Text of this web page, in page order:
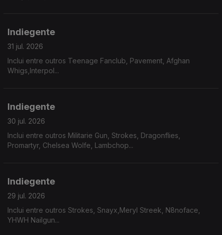
Indiegente
31 jul. 2026
Inclui entre outros Teenage Fanclub, Pavement, Afghan
Whigs,Interpol...
Indiegente
30 jul. 2026
Inclui entre outros Militarie Gun, Strokes, Dragonflies,
Promartyr, Chelsea Wolfe, Lambchop...
Indiegente
29 jul. 2026
Inclui entre outros Strokes, Snayx,Meryl Streek, N8noface,
YHWH Nailgun...